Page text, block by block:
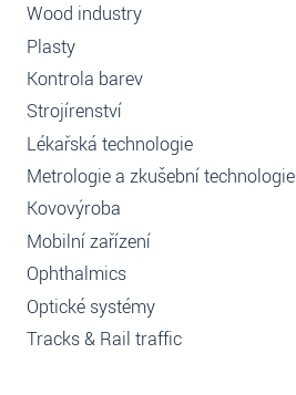
Wood industry
Plasty
Kontrola barev
Strojírenství
Lékařská technologie
Metrologie a zkušební technologie
Kovovýroba
Mobilní zařízení
Ophthalmics
Optické systémy
Tracks & Rail traffic